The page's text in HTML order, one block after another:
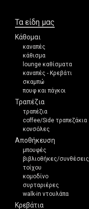
Τα είδη μας
Κάθομαι
καναπές
κάθισμα
lounge καθίσματα
καναπές - Κρεβάτι
σκαμπώ
πουφ και πάγκοι
Τραπέζια
τραπέζια
coffee/Side τραπεζάκια
κονσόλες
Αποθήκευση
μπουφές
βιβλιοθήκες/συνθέσεις
τοίχου
κομοδίνο
συρταριέρες
walk-in ντουλάπα
Κρεβάτια